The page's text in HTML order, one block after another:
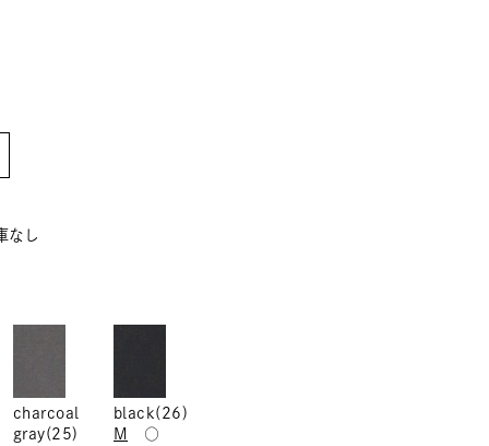
し
charcoal
gray(25)
black(26)
M
○